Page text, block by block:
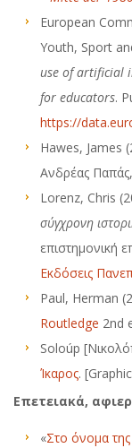
European
Youth, Sport
use of artificial
for educators.
https://
Hawes, James
Ανδρέας
Lorenz, Chris
σύγχρονη
επιστημονική
Εκδόσεις
Paul, Herman
Routledge 2nd
Soloúp
Ίκαρος.
Επετειακά,
«Στο όνομα